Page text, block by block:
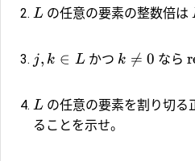
L の任意の要素の整数倍は
j, k ∈ Lかつ k 
= 0 なら
L の任意の要素を割り切る
ることを示せ。